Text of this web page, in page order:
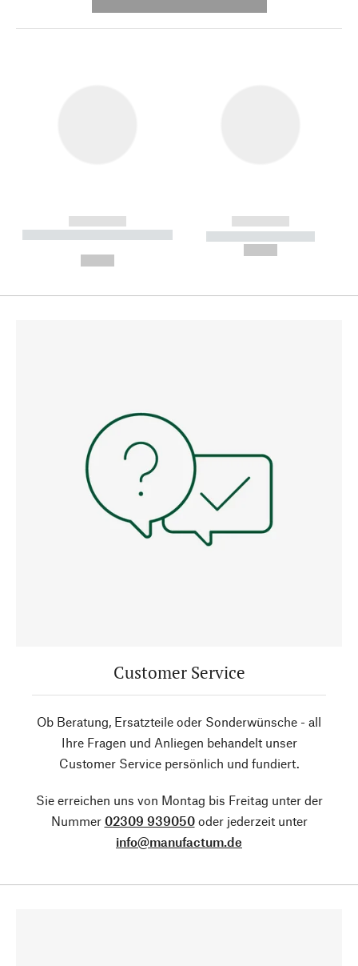
------------
----------- ----------- --------
------------
----------- -----------
Customer Service
Ob Beratung, Ersatzteile oder Sonderwünsche - all
Ihre Fragen und Anliegen behandelt unser
Customer Service persönlich und fundiert.
Sie erreichen uns von Montag bis Freitag unter der
Nummer 02309 939050oder jederzeit unter
info@manufactum.de